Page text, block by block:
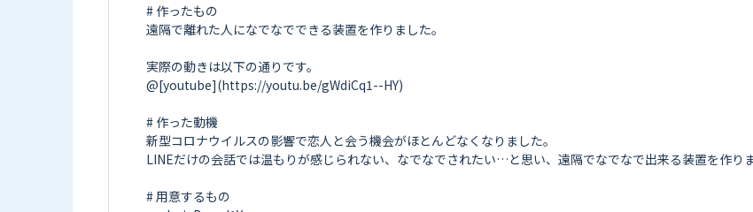
# 作ったもの
遠隔で離れた人になでなでできる装置を作りました。
実際の動きは以下の通りです。
@[youtube](https://youtu.be/gWdiCq1--HY)
# 作った動機
新型コロナウイルスの影響で恋人と会う機会がほとんどなくなりました。
LINEだけの会話では温もりが感じられない、なでなでされたい…と思い、遠隔でなでなで出来る装置を作りま
# 用意するもの